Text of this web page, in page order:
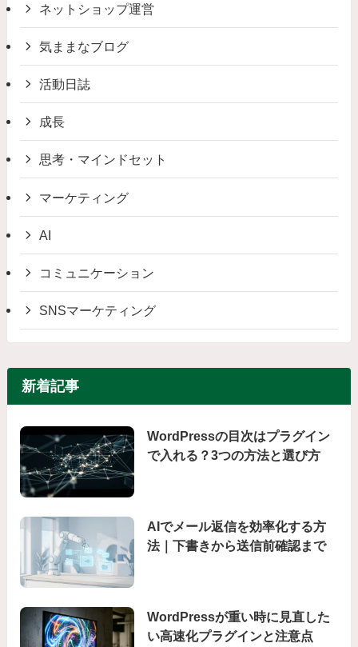
ネットショップ運営
気ままなブログ
活動日誌
成長
思考・マインドセット
マーケティング
AI
コミュニケーション
SNSマーケティング
新着記事
WordPressの目次はプラグイン
で入れる？3つの方法と選び方
AIでメール返信を効率化する方
法｜下書きから送信前確認まで
WordPressが重い時に見直した
い高速化プラグインと注意点